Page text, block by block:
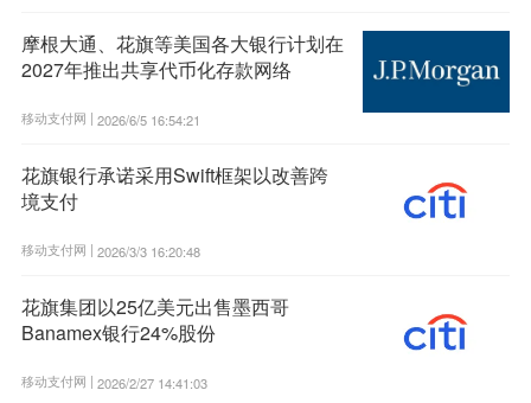
摩根大通、花旗等美国各大银行计划在
2027年推出共享代币化存款网络
移动支付网 | 2026/6/5 16:54:21
花旗银行承诺采用Swift框架以改善跨
境支付
移动支付网 | 2026/3/3 16:20:48
花旗集团以25亿美元出售墨西哥
Banamex银行24%股份
移动支付网 | 2026/2/27 14:41:03